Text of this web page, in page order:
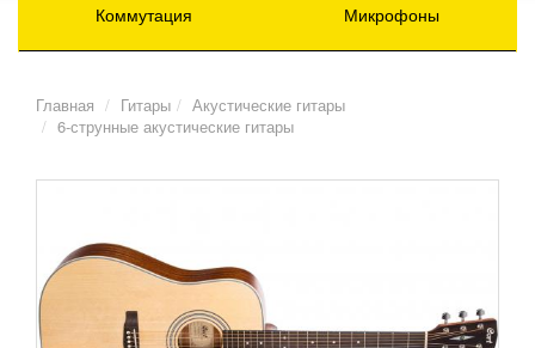
Коммутация Микрофоны
Главная Гитары
Акустические гитары
6-струнные акустические гитары